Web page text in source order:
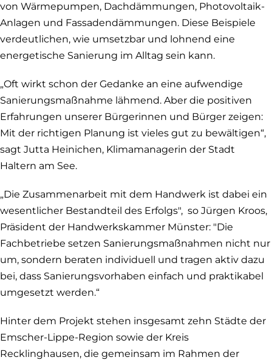
von Wärmepumpen, Dachdämmungen, Photovoltaik-
Anlagen und Fassadendämmungen. Diese Beispiele
verdeutlichen, wie umsetzbar und lohnend eine
energetische Sanierung im Alltag sein kann.
„Oft wirkt schon der Gedanke an eine aufwendige
Sanierungsmaßnahme lähmend. Aber die positiven
Erfahrungen unserer Bürgerinnen und Bürger zeigen:
Mit der richtigen Planung ist vieles gut zu bewältigen“,
sagt Jutta Heinichen, Klimamanagerin der Stadt
Haltern am See.
„Die Zusammenarbeit mit dem Handwerk ist dabei ein
wesentlicher Bestandteil des Erfolgs", so Jürgen Kroos,
Präsident der Handwerkskammer Münster: "Die
Fachbetriebe setzen Sanierungsmaßnahmen nicht nur
um, sondern beraten individuell und tragen aktiv dazu
bei, dass Sanierungsvorhaben einfach und praktikabel
umgesetzt werden.“
Hinter dem Projekt stehen insgesamt zehn Städte der
Emscher-Lippe-Region sowie der Kreis
Recklinghausen, die gemeinsam im Rahmen der